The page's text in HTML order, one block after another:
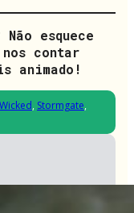
esquece
contar
animado!
, Stormgate,